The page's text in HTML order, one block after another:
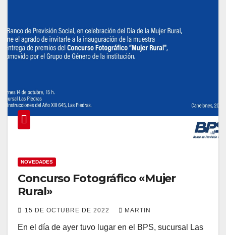
NOVEDADES
Concurso Fotográfico «Mujer
Rural»
15 DE OCTUBRE DE 2022 MARTIN
En el día de ayer tuvo lugar en el BPS, sucursal Las